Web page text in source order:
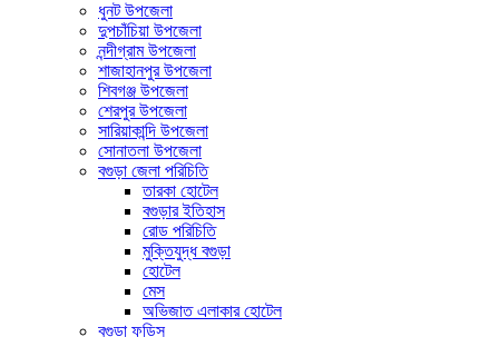
ধুনট উপজেলা
দুপচাঁচিয়া উপজেলা
নন্দীগ্রাম উপজেলা
শাজাহানপুর উপজেলা
শিবগঞ্জ উপজেলা
শেরপুর উপজেলা
সারিয়াকান্দি উপজেলা
সোনাতলা উপজেলা
বগুড়া জেলা পরিচিতি
তারকা হোটেল
বগুড়ার ইতিহাস
রোড পরিচিতি
মুক্তিযুদ্ধ বগুড়া
হোটেল
মেস
অভিজাত এলাকার হোটেল
বগুড়া ফুডিস